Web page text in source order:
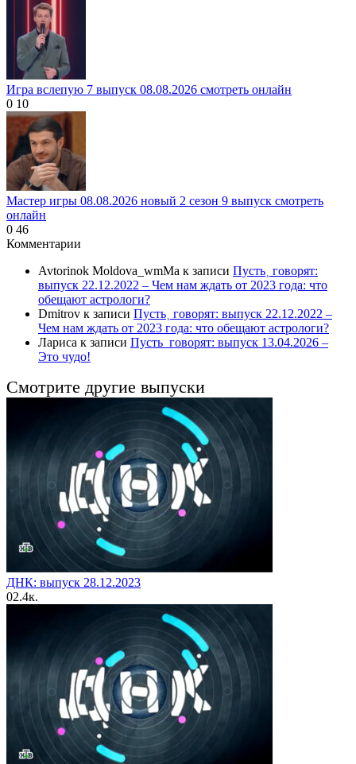
Игра вслепую 7 выпуск 08.08.2026 смотреть онлайн
0 10
Мастер игры 08.08.2026 новый 2 сезон 9 выпуск смотреть
онлайн
0 46
Комментарии
Avtorinok Moldova_wmMa к записи Пусть˲ говорят:
выпуск 22.12.2022 – Чем нам ждать от 2023 года: что
обещают астрологи?
Dmitrov к записи Пусть˲ говорят: выпуск 22.12.2022 –
Чем нам ждать от 2023 года: что обещают астрологи?
Лариса к записи Пусть_говорят: выпуск 13.04.2026 –
Это чудо!
Смотрите другие выпуски
ДНК: выпуск 28.12.2023
02.4к.